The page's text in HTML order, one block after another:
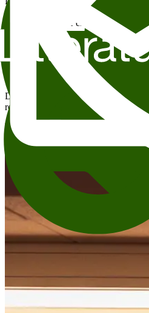
innhenting av fototillatelse og
innhold, deltakere eller andre
Vil du leie Berner?
Dette arrangementet finner sted i
room located in the basement of
Les mer om utleie